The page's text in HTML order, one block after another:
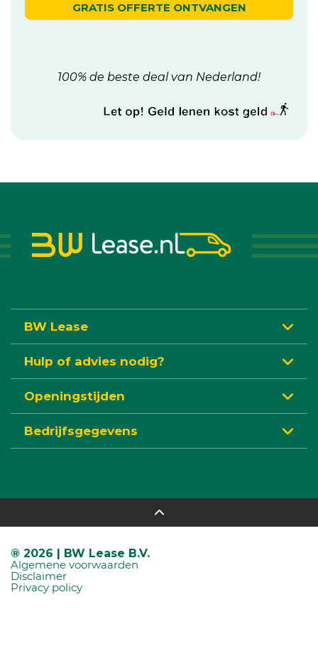
GRATIS OFFERTE ONTVANGEN
100% de beste deal van Nederland!
BW Lease
Hulp of advies nodig?
Openingstijden
Bedrijfsgegevens
® 2026 | BW Lease B.V.
Algemene voorwaarden
Disclaimer
Privacy policy